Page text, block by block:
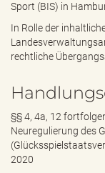
Sport (BIS) in
In Rolle der
rechtliche
§§ 4, 4a, 12
Neuregulierung des
2020